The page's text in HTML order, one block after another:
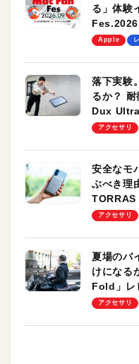
る」体験
します！
Apple
落下実験
るか？
Dux Ultra
のモバイ
アクセサリ
安全なモ
ぶべき理
ーも
アクセサリ
夏場のバ
けになる
Fold」レ
却プレー
アクセサリ